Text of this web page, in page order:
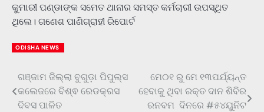
କୁମାରୀ ପଣ୍ଡାଙ୍କ ସମେତ ଥାନାର ସମସ୍ତ କର୍ମଚାରୀ ଉପସ୍ଥିତ
ଥିଲେ। ଗଣେଶ ପାଣିଗ୍ରାହୀ ରିପୋର୍ଟ
ODISHA NEWS
Post
navigation
ଗଞ୍ଜାମ ଜିଲ୍ଲା ବୁଗୁଡ଼ା ପିପୁଲ୍ସ
କଲେଜରେ ବିଶ୍ଵ ରେଡକ୍ରସ
ଦିବସ ପାଳିତ
ମେ୦୧ ରୁ ମେ ୧୩ପର୍ଯ୍ୟନ୍ତ
ହେବାକୁ ଥିବା ରକ୍ତ ଦାନ ଶିବିର
ରନବମ ଦିନରେ #୫୪ୟୁନିଟ